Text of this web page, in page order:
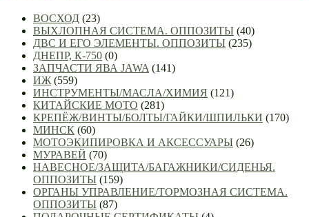
ВОСХОД (23)
ВЫХЛОПНАЯ СИСТЕМА. ОППОЗИТЫ (40)
ДВС И ЕГО ЭЛЕМЕНТЫ. ОППОЗИТЫ (235)
ДНЕПР, К-750 (0)
ЗАПЧАСТИ ЯВА JAWA (141)
ИЖ (559)
ИНСТРУМЕНТЫ/МАСЛА/ХИМИЯ (121)
КИТАЙСКИЕ МОТО (281)
КРЕПЁЖ/ВИНТЫ/БОЛТЫ/ГАЙКИ/ШПИЛЬКИ (170)
МИНСК (60)
МОТОЭКИПИРОВКА И АКСЕССУАРЫ (26)
МУРАВЕЙ (70)
НАВЕСНОЕ/ЗАЩИТА/БАГАЖНИКИ/СИДЕНЬЯ.
ОППОЗИТЫ (159)
ОРГАНЫ УПРАВЛЕНИЕ/ТОРМОЗНАЯ СИСТЕМА.
ОППОЗИТЫ (87)